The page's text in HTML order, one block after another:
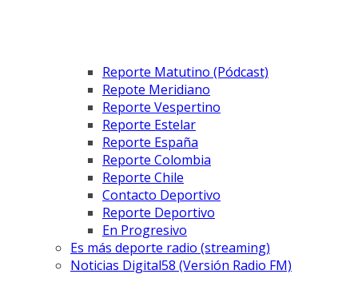
Reporte Matutino (Pódcast)
Repote Meridiano
Reporte Vespertino
Reporte Estelar
Reporte España
Reporte Colombia
Reporte Chile
Contacto Deportivo
Reporte Deportivo
En Progresivo
Es más deporte radio (streaming)
Noticias Digital58 (Versión Radio FM)